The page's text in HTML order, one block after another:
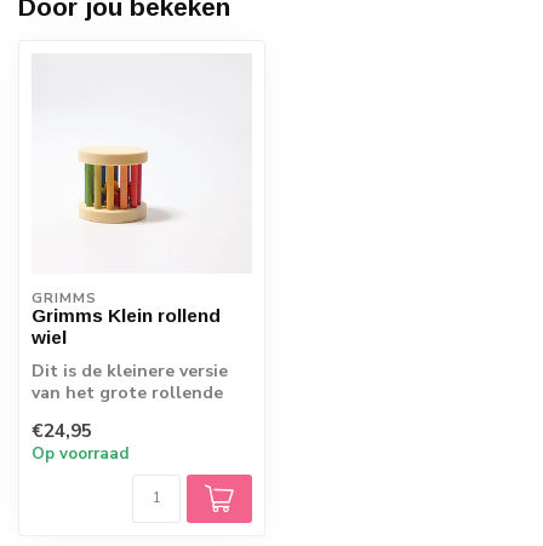
Door jou bekeken
GRIMMS
Grimms Klein rollend
wiel
Dit is de kleinere versie
van het grote rollende
gekl...
€24,95
Op voorraad